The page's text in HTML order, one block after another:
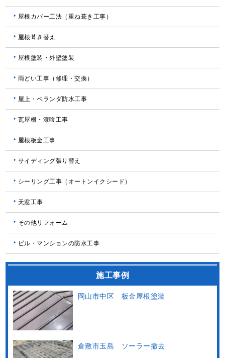
屋根カバー工法（重ね葺き工事）
屋根葺き替え
屋根塗装・外壁塗装
雨どい工事（修理・交換）
屋上・ベランダ防水工事
瓦屋根・漆喰工事
屋根板金工事
サイディング張り替え
シーリング工事（オートンイクシード）
天窓工事
その他リフォーム
ビル・マンションの防水工事
施工事例
岡山市中区 板金屋根塗装
倉敷市玉島 ソーラー撤去